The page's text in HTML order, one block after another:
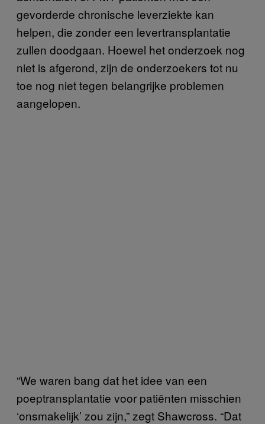
gevorderde chronische leverziekte kan
helpen, die zonder een levertransplantatie
zullen doodgaan. Hoewel het onderzoek nog
niet is afgerond, zijn de onderzoekers tot nu
toe nog niet tegen belangrijke problemen
aangelopen.
“We waren bang dat het idee van een
poeptransplantatie voor patiënten misschien
‘onsmakelijk’ zou zijn,” zegt Shawcross. “Dat